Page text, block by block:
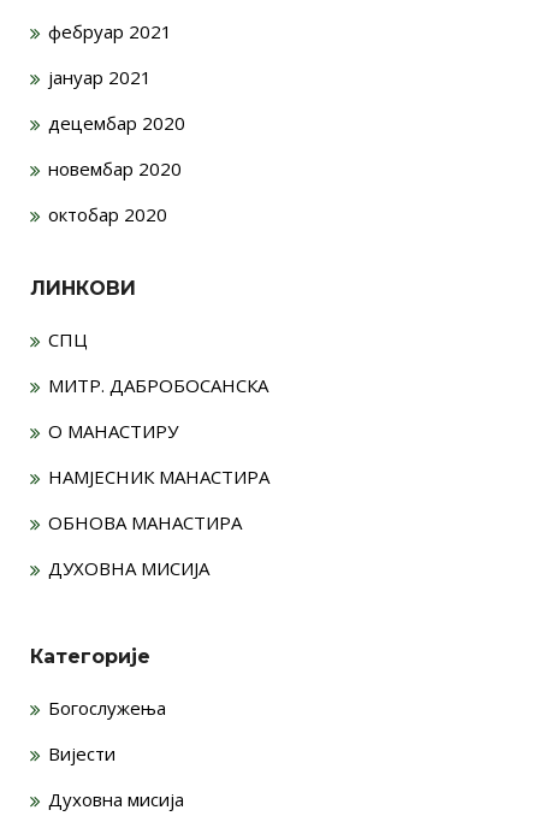
фебруар 2021
јануар 2021
децембар 2020
новембар 2020
октобар 2020
ЛИНКОВИ
СПЦ
МИТР. ДАБРОБОСАНСКА
О МАНАСТИРУ
НАМЈЕСНИК МАНАСТИРА
ОБНОВА МАНАСТИРА
ДУХОВНА МИСИЈА
Категорије
Богослужења
Вијести
Духовна мисија